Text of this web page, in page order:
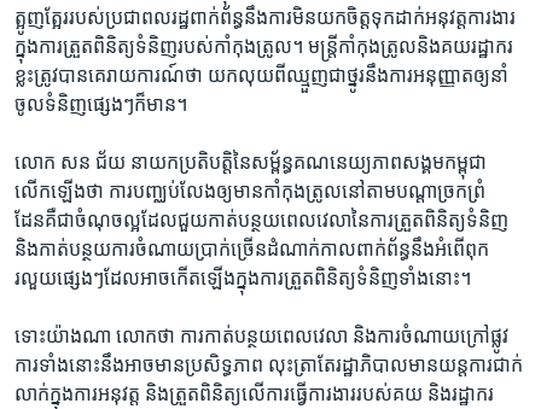
ត្អូញ​ត្អែរ​របស់​ប្រជា​ពលរដ្ឋ​ពាក់ព័ន្ធ​នឹង​ការ​មិន​យក​ចិត្ត​ទុក​ដាក់​អនុវត្ត​ការងារ​
ក្នុង​ការ​ត្រួត​ពិនិត្យ​ទំនិញ​របស់​កាំកុងត្រូល។​ មន្រ្តី​កាំកុងត្រូល​និង​គយ​រដ្ឋាករ​
ខ្លះ​ត្រូវ​បាន​គេ​រាយ​ការណ៍​ថា​ យក​លុយ​ពី​ឈ្មួញ​ជា​ថ្នូរ​នឹង​ការ​អនុញ្ញាត​ឲ្យ​នាំ​
ចូល​ទំនិញ​ផ្សេងៗ​ក៏​មាន។​
លោក ​សន ជ័យ ​នាយក​ប្រតិបត្តិ​នៃ​សម្ព័ន្ធ​គណនេយ្យ​ភាព​សង្គម​កម្ពុជា​
លើក​ឡើង​ថា​ ការ​បញ្ឈប់​លែង​ឲ្យ​មាន​កាំកុងត្រូលនៅ​តាម​បណ្តា​ច្រកព្រំ​
ដែនគឺ​ជា​ចំណុច​ល្អ​ដែល​ជួយ​កាត់​បន្ថយ​ពេល​វេលា​នៃ​ការ​ត្រួត​ពិនិត្យ​ទំនិញ ​
និង​កាត់​បន្ថយ​ការ​ចំណាយ​ប្រាក់​ច្រើន​ដំណាក់​កាលពាក់ព័ន្ធ​នឹង​អំពើ​ពុក​
រលួយ​ផ្សេងៗ​ដែល​អាច​កើត​ឡើង​ក្នុង​ការ​ត្រួតពិនិត្យទំនិញ​ទាំង​នោះ។​
ទោះ​យ៉ាងណា​ ​លោក​ថា​ ការ​កាត់​បន្ថយ​ពេល​វេលា​ និង​ការ​ចំណាយ​ក្រៅ​ផ្លូវ​
ការ​ទាំង​នោះ​នឹង​អាច​មាន​ប្រសិទ្ធ​ភាព​ ​លុះត្រា​តែ​រដ្ឋាភិបាល​មាន​យន្ត​ការ​ជាក់
លាក់​ក្នុង​ការ​អនុវត្ត​ និង​ត្រួត​ពិនិត្យ​លើ​ការ​ធ្វើ​ការងារ​របស់​គយ​ និង​រដ្ឋាករ​